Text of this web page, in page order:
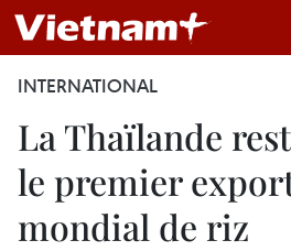
INTERNATIONAL
La Thaïlande
le premier
mondial de riz